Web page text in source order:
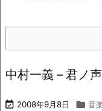
中村一義 – 君ノ声
 2008年9月8日  音